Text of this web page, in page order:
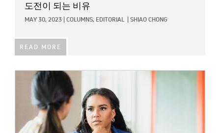
도전이 되는 비유
MAY 30, 2023 COLUMNS, EDITORIAL SHIAO CHONG
READ MORE
IMAGE: